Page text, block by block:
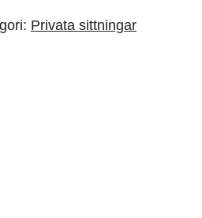
Privata sittningar